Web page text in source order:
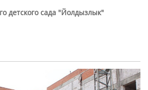
детского сада "Йолдызлык"